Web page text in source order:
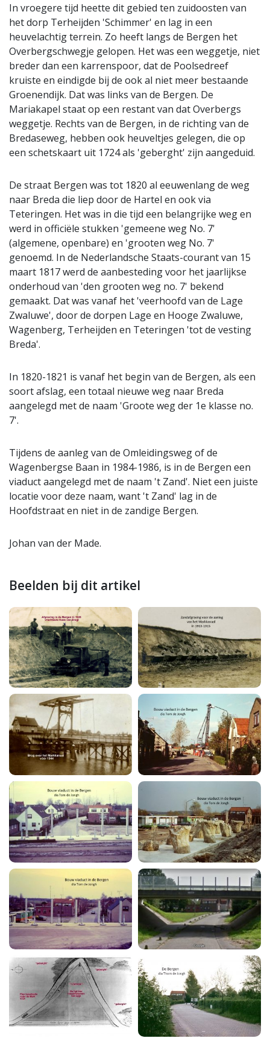
In vroegere tijd heette dit gebied ten zuidoosten van
het dorp Terheijden 'Schimmer' en lag in een
heuvelachtig terrein. Zo heeft langs de Bergen het
Overbergschwegje gelopen. Het was een weggetje, niet
breder dan een karrenspoor, dat de Poolsedreef
kruiste en eindigde bij de ook al niet meer bestaande
Groenendijk. Dat was links van de Bergen. De
Mariakapel staat op een restant van dat Overbergs
weggetje. Rechts van de Bergen, in de richting van de
Bredaseweg, hebben ook heuveltjes gelegen, die op
een schetskaart uit 1724 als 'geberght' zijn aangeduid.
De straat Bergen was tot 1820 al eeuwenlang de weg
naar Breda die liep door de Hartel en ook via
Teteringen. Het was in die tijd een belangrijke weg en
werd in officiële stukken 'gemeene weg No. 7'
(algemene, openbare) en 'grooten weg No. 7'
genoemd. In de Nederlandsche Staats-courant van 15
maart 1817 werd de aanbesteding voor het jaarlijkse
onderhoud van 'den grooten weg no. 7' bekend
gemaakt. Dat was vanaf het 'veerhoofd van de Lage
Zwaluwe', door de dorpen Lage en Hooge Zwaluwe,
Wagenberg, Terheijden en Teteringen 'tot de vesting
Breda'.
In 1820-1821 is vanaf het begin van de Bergen, als een
soort afslag, een totaal nieuwe weg naar Breda
aangelegd met de naam 'Groote weg der 1e klasse no.
7'.
Tijdens de aanleg van de Omleidingsweg of de
Wagenbergse Baan in 1984-1986, is in de Bergen een
viaduct aangelegd met de naam 't Zand'. Niet een juiste
locatie voor deze naam, want 't Zand' lag in de
Hoofdstraat en niet in de zandige Bergen.
Johan van der Made.
Beelden bij dit artikel